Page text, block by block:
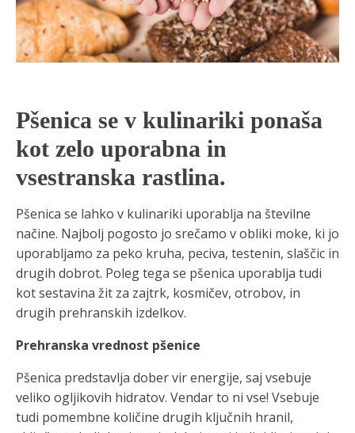
Pšenica se v kulinariki ponaša
kot zelo uporabna in
vsestranska rastlina.
Pšenica se lahko v kulinariki uporablja na številne
načine. Najbolj pogosto jo srečamo v obliki moke, ki jo
uporabljamo za peko kruha, peciva, testenin, slaščic in
drugih dobrot. Poleg tega se pšenica uporablja tudi
kot sestavina žit za zajtrk, kosmičev, otrobov, in
drugih prehranskih izdelkov.
Prehranska vrednost pšenice
Pšenica predstavlja dober vir energije, saj vsebuje
veliko ogljikovih hidratov. Vendar to ni vse! Vsebuje
tudi pomembne količine drugih ključnih hranil,